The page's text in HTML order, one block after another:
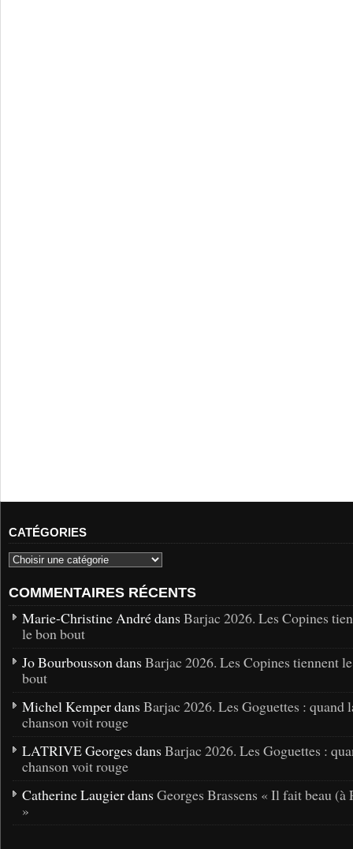
CATÉGORIES
COMMENTAIRES RÉCENTS
Marie-Christine André dans Barjac 2026. Les Copines
le bon bout
Jo Bourbousson dans Barjac 2026. Les Copines tiennent
bout
Michel Kemper dans Barjac 2026. Les Goguettes : quand
chanson voit rouge
LATRIVE Georges dans Barjac 2026. Les Goguettes :
chanson voit rouge
Catherine Laugier dans Georges Brassens « Il fait beau (à
»